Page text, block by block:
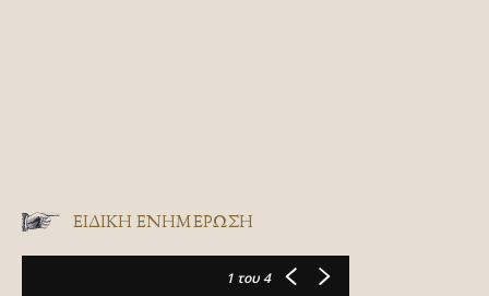
ΕΙΔΙΚΉ ΕΝΗΜΈΡΩΣΗ
1 του 4